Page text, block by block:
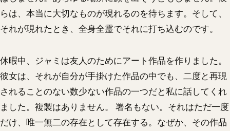
らは、本当に大切なものが現れるのを待ちます。そして、
それが現れたとき、全身全霊でそれに打ち込むのです。
休暇中、ジャミは友人のためにアート作品を作りました。
彼女は、それが自分が手掛けた作品の中でも、二度と再現
されることのない数少ない作品の一つだと私に話してくれ
ました。複製はありません。 署名もない。それはただ一度
だけ、唯一無二の存在として存在する。なぜか、その作品